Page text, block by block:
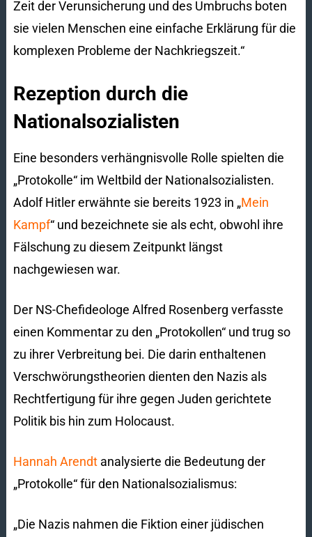
Zeit der Verunsicherung und des Umbruchs boten
sie vielen Menschen eine einfache Erklärung für die
komplexen Probleme der Nachkriegszeit.“
Rezeption durch die
Nationalsozialisten
Eine besonders verhängnisvolle Rolle spielten die
„Protokolle“ im Weltbild der Nationalsozialisten.
Adolf Hitler erwähnte sie bereits 1923 in „Mein
Kampf“ und bezeichnete sie als echt, obwohl ihre
Fälschung zu diesem Zeitpunkt längst
nachgewiesen war.
Der NS-Chefideologe Alfred Rosenberg verfasste
einen Kommentar zu den „Protokollen“ und trug so
zu ihrer Verbreitung bei. Die darin enthaltenen
Verschwörungstheorien dienten den Nazis als
Rechtfertigung für ihre gegen Juden gerichtete
Politik bis hin zum Holocaust.
Hannah Arendtanalysierte die Bedeutung der
„Protokolle“ für den Nationalsozialismus:
„Die Nazis nahmen die Fiktion einer jüdischen